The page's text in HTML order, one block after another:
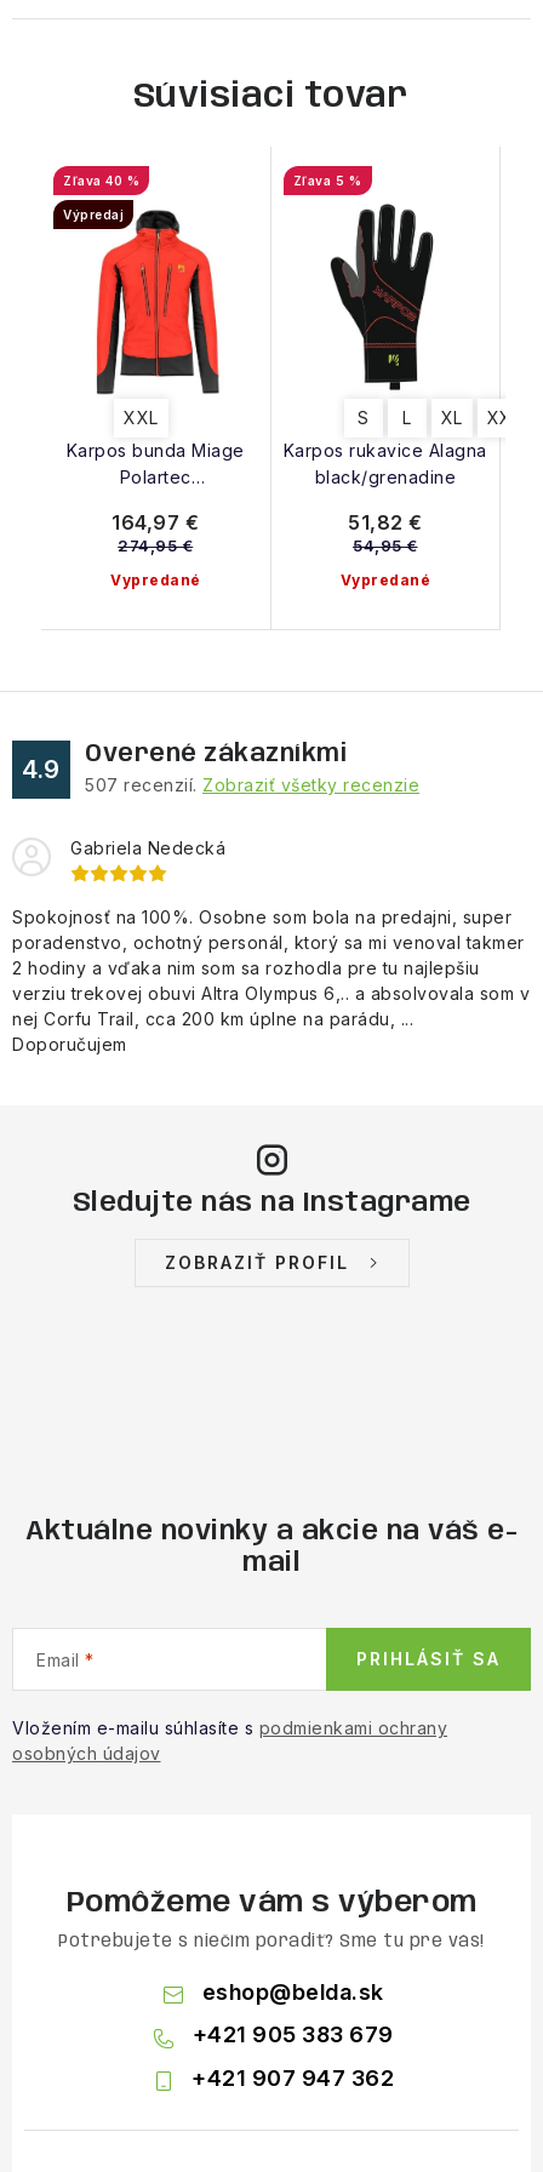
Súvisiaci tovar
Karpos bunda Miage
Polartec
40 %
Výpredaj
XXL
Vypredané
164,97 €
274,95 €
Karpos rukavice Alagna
black/grenadine
5 %
S L XL XXL
Vypredané
51,82 €
54,95 €
4.9
Overené zákazníkmi
507 recenzií. Zobraziť všetky recenzie
Gabriela Nedecká
Spokojnosť na 100%. Osobne som bola na predajni, super
poradenstvo, ochotný personál, ktorý sa mi venoval takmer
2 hodiny a vďaka nim som sa rozhodla pre tu najlepšiu
verziu trekovej obuvi Altra Olympus 6,.. a absolvovala som v
nej Corfu Trail, cca 200 km úplne na parádu, ...
Doporučujem
Sledujte nás na Instagrame
ZOBRAZIŤ PROFIL
Aktuálne novinky a akcie na váš e-
mail
Email
Vložením e-mailu súhlasíte s podmienkami ochrany
osobných údajov
PRIHLÁSIŤ SA
Pomôžeme vám s výberom
Potrebujete s niečím poradiť? Sme tu pre vás!
eshop@belda.sk
+421 905 383 679
+421 907 947 362